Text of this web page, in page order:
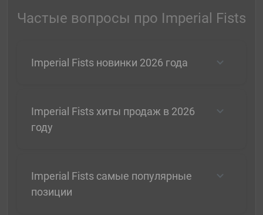
Частые вопросы про Imperial Fists
Imperial Fists новинки 2026 года
Imperial Fists хиты продаж в 2026
году
Imperial Fists самые популярные
позиции